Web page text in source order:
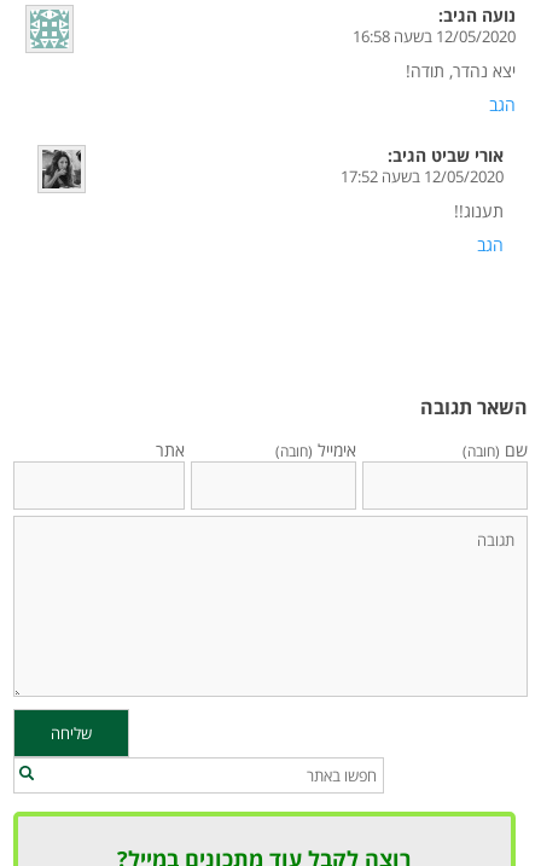
נועה הגיב:
12/05/2020 בשעה 16:58
יצא נהדר, תודה!
הגב
אורי שביט הגיב:
12/05/2020 בשעה 17:52
תענוג!!
הגב
השאר תגובה
שם (חובה) אימייל (חובה) אתר
רוצה לקבל עוד מתכונים במייל?